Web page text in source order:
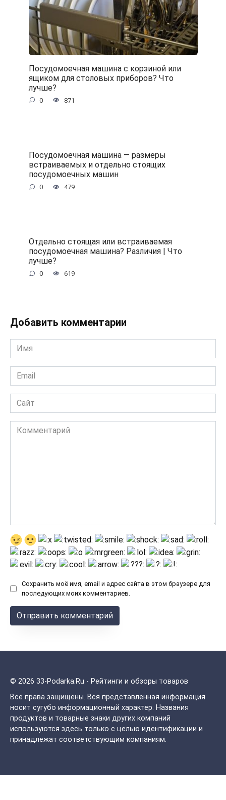
Посудомоечная машина с корзиной или
ящиком для столовых приборов? Что
лучше?
0 871
Посудомоечная машина — размеры
встраиваемых и отдельно стоящих
посудомоечных машин
0 479
Отдельно стоящая или встраиваемая
посудомоечная машина? Различия | Что
лучше?
0 619
Добавить комментарии
Имя
*
Email
*
Сайт
Комментарий
Сохранить моё имя, email и адрес сайта в этом браузере для
последующих моих комментариев.
© 2026 33-Podarka.Ru - Рейтинги и обзоры товаров
Все права защищены. Вся представленная информация
носит сугубо информационный характер. Названия
продуктов и товарные знаки других компаний
используются здесь только с целью идентификации и
принадлежат соответствующим компаниям.